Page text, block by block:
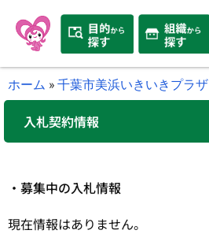
ホーム »千葉市美浜いきいきプラザ
入札契約情報
・募集中の入札情報
現在情報はありません。